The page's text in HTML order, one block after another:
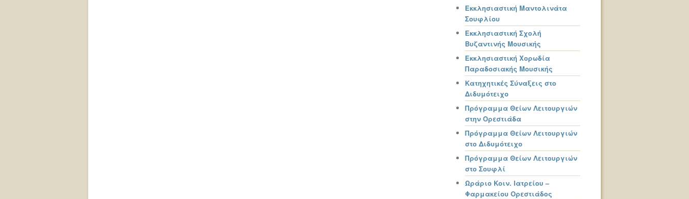
Εκκλησιαστική Μαντολινάτα
Σουφλίου
Εκκλησιαστική Σχολή
Βυζαντινής Μουσικής
Εκκλησιαστική Χορωδία
Παραδοσιακής Μουσικής
Κατηχητικές Σύναξεις στο
Διδυμότειχο
Πρόγραμμα Θείων Λειτουργιών
στην Ορεστιάδα
Πρόγραμμα Θείων Λειτουργιών
στο Διδυμότειχο
Πρόγραμμα Θείων Λειτουργιών
στο Σουφλί
Ωράριο Κοιν. Ιατρείου –
Φαρμακείου Ορεστιάδος